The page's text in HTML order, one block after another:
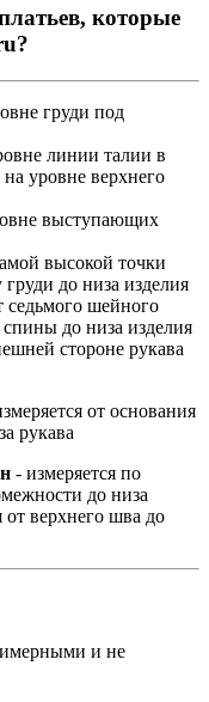
которые
груди под
линии талии в
уровне верхнего
выступающих
высокой точки
до низа изделия
седьмого шейного
до низа изделия
стороне рукава
от основания
рукава
- измеряется по
до низа
от верхнего шва до
и не